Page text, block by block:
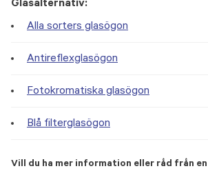
Glasalternativ:
Alla sorters glasögon
Antireflexglasögon
Fotokromatiska glasögon
Blå filterglasögon
Vill du ha mer information eller råd från